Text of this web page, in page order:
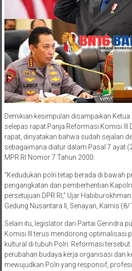
Demikian kesimpulan disampaikan
selepas rapat Panja Reformasi Komisi III
rapat, dinyatakan bahwa sudah sejalan
sebagaimana diatur dalam Pasal 7 ayat
MPR RI Nomor 7 Tahun 2000.
“Kedudukan polri tetap berada di bawah
pengangkatan dan pemberhentian
persetujuan DPR RI,” Ujar
Gedung Nusantara II, Senayan, Kamis
Selain itu, legislator dari Partai Gerindra
Komisi III terus mendorong optimalisasi
kultural di tubuh Polri. Reformasi
perubahan budaya kerja organisasi dan
mewujudkan Polri yang responsif,